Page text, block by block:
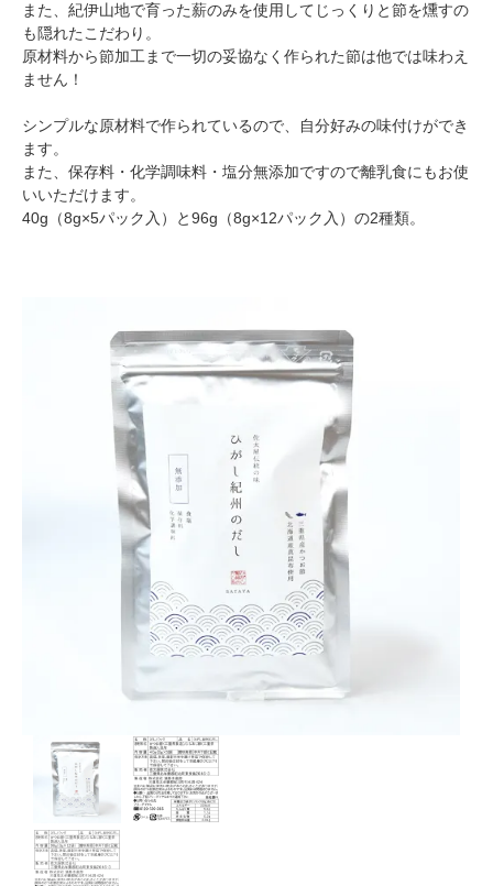
また、紀伊山地で育った薪のみを使用してじっくりと節を燻すの
も隠れたこだわり。
原材料から節加工まで一切の妥協なく作られた節は他では味わえ
ません！
シンプルな原材料で作られているので、自分好みの味付けができ
ます。
また、保存料・化学調味料・塩分無添加ですので離乳食にもお使
いいただけます。
40g（8g×5パック入）と96g（8g×12パック入）の2種類。